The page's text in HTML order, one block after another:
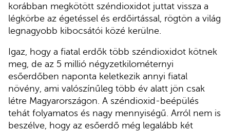
korábban megkötött széndioxidot juttat vissza a
légkörbe az égetéssel és erdőirtással, rögtön a világ
legnagyobb kibocsátói közé kerülne.
Igaz, hogy a fiatal erdők több széndioxidot kötnek
meg, de az 5 millió négyzetkilométernyi
esőerdőben naponta keletkezik annyi fiatal
növény, ami valószínűleg több év alatt jön csak
létre Magyarországon. A széndioxid-beépülés
tehát folyamatos és nagy mennyiségű. Arról nem is
beszélve, hogy az esőerdő még legalább két